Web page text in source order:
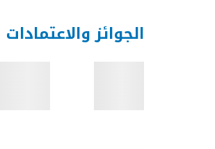
الجوائز والاعتمادات